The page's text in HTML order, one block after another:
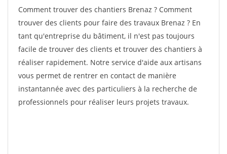
Comment trouver des chantiers Brenaz ? Comment
trouver des clients pour faire des travaux Brenaz ? En
tant qu'entreprise du bâtiment, il n'est pas toujours
facile de trouver des clients et trouver des chantiers à
réaliser rapidement. Notre service d'aide aux artisans
vous permet de rentrer en contact de manière
instantannée avec des particuliers à la recherche de
professionnels pour réaliser leurs projets travaux.